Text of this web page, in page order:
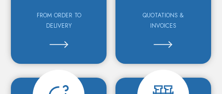
FROM ORDER TO
DELIVERY
QUOTATIONS &
INVOICES